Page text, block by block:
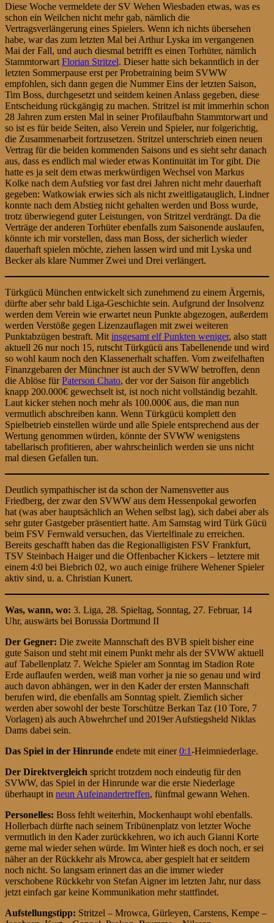
Diese Woche vermeldete der SV Wehen Wiesbaden etwas, was es
schon ein Weilchen nicht mehr gab, nämlich die
Vertragsverlängerung eines Spielers. Wenn ich nichts übersehen
habe, war das zum letzten Mal bei Arthur Lyska im vergangenen
Mai der Fall, und auch diesmal betrifft es einen Torhüter, nämlich
Stammtorwart Florian Stritzel. Dieser hatte sich bekanntlich in der
letzten Sommerpause erst per Probetraining beim SVWW
empfohlen, sich dann gegen die Nummer Eins der letzten Saison,
Tim Boss, durchgesetzt und seitdem keinen Anlass gegeben, diese
Entscheidung rückgängig zu machen. Stritzel ist mit immerhin schon
28 Jahren zum ersten Mal in seiner Profilaufbahn Stammtorwart und
so ist es für beide Seiten, also Verein und Spieler, nur folgerichtig,
die Zusammenarbeit fortzusetzen. Stritzel unterschrieb einen neuen
Vertrag für die beiden kommenden Saisons und es sieht sehr danach
aus, dass es endlich mal wieder etwas Kontinuität im Tor gibt. Die
hatte es ja seit dem etwas merkwürdigen Wechsel von Markus
Kolke nach dem Aufstieg vor fast drei Jahren nicht mehr dauerhaft
gegeben: Watkowiak erwies sich als nicht zweitligatauglich, Lindner
konnte nach dem Abstieg nicht gehalten werden und Boss wurde,
trotz überwiegend guter Leistungen, von Stritzel verdrängt. Da die
Verträge der anderen Torhüter ebenfalls zum Saisonende auslaufen,
könnte ich mir vorstellen, dass man Boss, der sicherlich wieder
dauerhaft spielen möchte, ziehen lassen wird und mit Lyska und
Becker als klare Nummer Zwei und Drei verlängert.
Türkgücü München entwickelt sich zunehmend zu einem Ärgernis,
dürfte aber sehr bald Liga-Geschichte sein. Aufgrund der Insolvenz
werden dem Verein wie erwartet neun Punkte abgezogen, außerdem
werden Verstöße gegen Lizenzauflagen mit zwei weiteren
Punktabzügen bestraft. Mit insgesamt elf Punkten weniger, also statt
aktuell 26 nur noch 15, rutscht Türkgücü ans Tabellenende und wird
so wohl kaum noch den Klassenerhalt schaffen. Vom zweifelhaften
Finanzgebaren der Münchner ist auch der SVWW betroffen, denn
die Ablöse fürPaterson Chato, der vor der Saison für angeblich
knapp 200.000€ gewechselt ist, ist noch nicht vollständig bezahlt.
Laut kicker stehen noch mehr als 100.000€ aus, die man nun
vermutlich abschreiben kann. Wenn Türkgücü komplett den
Spielbetrieb einstellen würde und alle Spiele entsprechend aus der
Wertung genommen würden, könnte der SVWW wenigstens
tabellarisch profitieren, aber wahrscheinlich werden sie uns nicht
mal diesen Gefallen tun.
Deutlich sympathischer ist da schon der Namensvetter aus
Friedberg, der zwar den SVWW aus dem Hessenpokal geworfen
hat (was aber hauptsächlich an Wehen selbst lag), sich dabei aber als
sehr guter Gastgeber präsentiert hatte. Am Samstag wird Türk Gücü
beim FSV Fernwald versuchen, das Viertelfinale zu erreichen.
Bereits geschafft haben das die Regionalligisten FSV Frankfurt,
TSV Steinbach Haiger und die Offenbacher Kickers – letztere mit
einem 4:0 bei Biebrich 02, wo auch einige frühere Wehener Spieler
aktiv sind, u. a. Christian Kunert.
Was, wann, wo: 3. Liga, 28. Spieltag, Sonntag, 27. Februar, 14
Uhr, auswärts bei Borussia Dortmund II
Der Gegner: Die zweite Mannschaft des BVB spielt bisher eine
gute Saison und steht mit einem Punkt mehr als der SVWW aktuell
auf Tabellenplatz 7. Welche Spieler am Sonntag im Stadion Rote
Erde auflaufen werden, weiß man vorher ja nie so genau und wird
auch davon abhängen, wer in den Kader der ersten Mannschaft
berufen wird, die ebenfalls am Sonntag spielt. Ziemlich sicher
werden aber sowohl der beste Torschütze Berkan Taz (10 Tore, 7
Vorlagen) als auch Abwehrchef und 2019er Aufstiegsheld Niklas
Dams dabei sein.
Das Spiel in der Hinrunde endete mit einer0:1-Heimniederlage.
Der Direktvergleich spricht trotzdem noch eindeutig für den
SVWW, das Spiel in der Hinrunde war die erste Niederlage
überhaupt in neun Aufeinandertreffen, fünfmal gewann Wehen.
Personelles: Boss fehlt weiterhin, Mockenhaupt wohl ebenfalls.
Hollerbach dürfte nach seinem Tribünenplatz von letzter Woche
vermutlich in den Kader zurückkehren, wo ich auch Gianni Korte
gerne mal wieder sehen würde. Im Winter hieß es doch noch, er sei
näher an der Rückkehr als Mrowca, aber gespielt hat er seitdem
noch nicht. So langsam erinnert das an die immer wieder
verschobene Rückkehr von Stefan Aigner im letzten Jahr, nur dass
jetzt einfach gar keine Kommunikation mehr stattfindet.
Aufstellungstipp: Stritzel – Mrowca, Gürleyen, Carstens, Kempe –